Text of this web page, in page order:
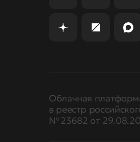
Облачная
в реестр
№ 23682 от